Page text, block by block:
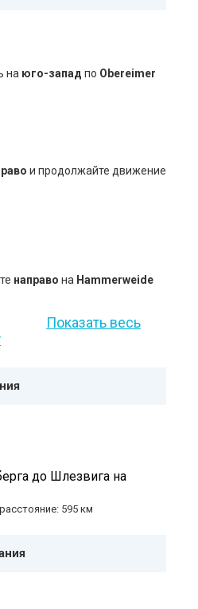
на юго-запад по Obereimer
и продолжайте движение
направо на Hammerweide
Показать весь
до Шлезвига на
595 км